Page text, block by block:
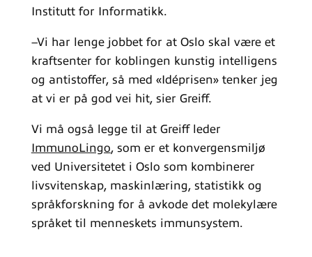
Institutt for Informatikk.
–Vi har lenge jobbet for at Oslo skal være et
kraftsenter for koblingen kunstig intelligens
og antistoffer, så med «Idéprisen» tenker jeg
at vi er på god vei hit, sier Greiff.
Vi må også legge til at Greiff leder
ImmunoLingo, som er et konvergensmiljø
ved Universitetet i Oslo som kombinerer
livsvitenskap, maskinlæring, statistikk og
språkforskning for å avkode det molekylære
språket til menneskets immunsystem.